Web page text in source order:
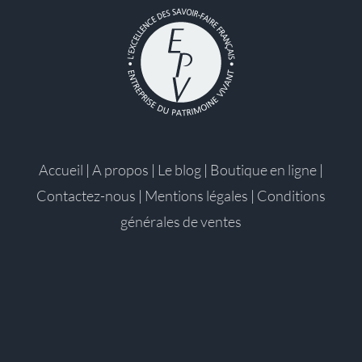
Accueil | A propos | Le blog | Boutique en ligne |
Contactez-nous | Mentions légales | Conditions
générales de ventes